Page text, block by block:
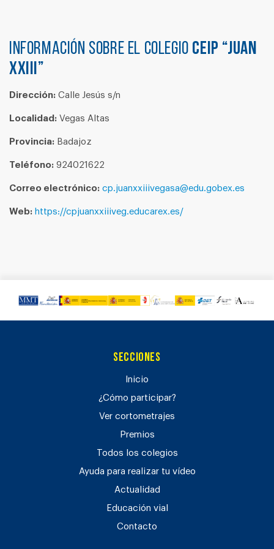
Información sobre el colegio CEIP “JUAN
XXIII”
Dirección: Calle Jesús s/n
Localidad: Vegas Altas
Provincia: Badajoz
Teléfono: 924021622
Correo electrónico: cp.juanxxiiivegasa@edu.gobex.es
Web: https://cpjuanxxiiiveg.educarex.es/
Secciones
Inicio
¿Cómo participar?
Ver cortometrajes
Premios
Todos los colegios
Ayuda para realizar tu vídeo
Actualidad
Educación vial
Contacto